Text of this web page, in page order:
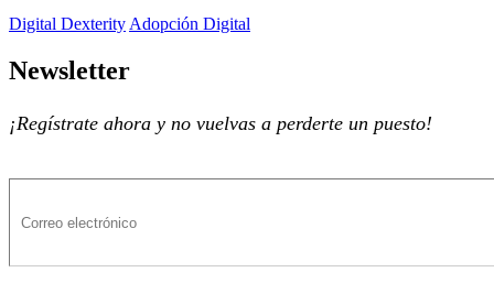
Digital Dexterity Adopción Digital
Newsletter
¡Regístrate ahora y no vuelvas a perderte un puesto!